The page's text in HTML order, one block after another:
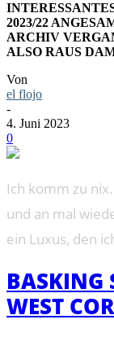
2023/22
ARCHIV
ALSO RAUS
Von
el flojo
-
4. Juni 2023
0
Ich komm zu
und an mal
ein Luxus, den
BASKING
WEST